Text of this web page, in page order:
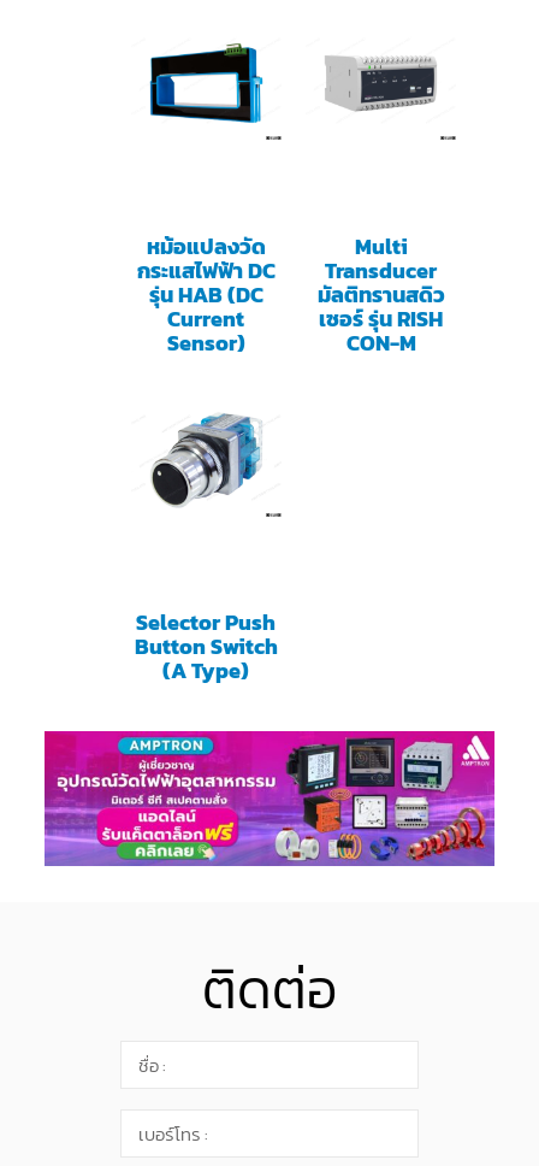
หม้อแปลงวัด
กระแสไฟฟ้า DC
รุ่น HAB (DC
Current
Sensor)
Multi
Transducer
มัลติทรานสดิว
เซอร์ รุ่น RISH
CON-M
Selector Push
Button Switch
(A Type)
ติดต่อ